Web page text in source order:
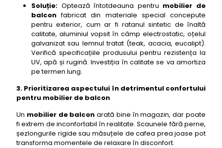
Soluție: Optează întotdeauna pentru mobilier de
balcon fabricat din materiale special concepute
pentru exterior, cum ar fi ratanul sintetic de înaltă
calitate, aluminiul vopsit în câmp electrostatic, oțelul
galvanizat sau lemnul tratat (teak, acacia, eucalipt).
Verifică specificațiile produsului pentru rezistența la
UV, apă și rugină. Investiția în calitate se va amortiza
pe termen lung.
3. Prioritizarea aspectului în detrimentul confortului
pentru mobilier de balcon
Un mobilier de balcon arată bine în magazin, dar poate
fi extrem de inconfortabil în realitate. Scaunele fără perne,
șezlongurile rigide sau măsuțele de cafea prea joase pot
transforma momentele de relaxare în disconfort.